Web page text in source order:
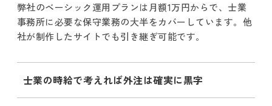
弊社のベーシック運用プランは月額1万円からで、士業
事務所に必要な保守業務の大半をカバーしています。他
社が制作したサイトでも引き継ぎ可能です。
士業の時給で考えれば外注は確実に黒字